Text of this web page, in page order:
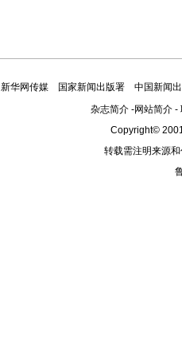
新华网传媒 国家新闻出版署
中国新闻
杂志简介-网站简介-
Copyright©
转载需注明来源